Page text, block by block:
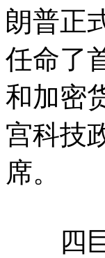
朗普正
任命了
和加密
宫科技
席。
四巨